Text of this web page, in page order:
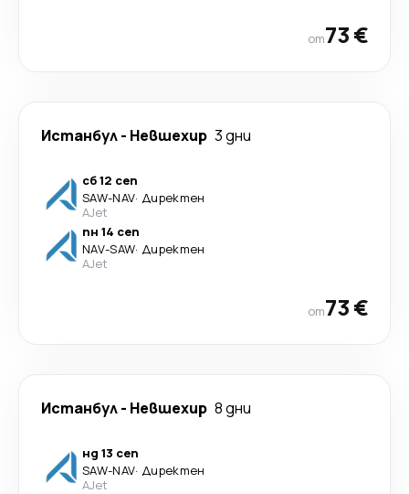
от73 €
Истанбул- Невшехир 3 дни
сб 12 сеп
SAW-NAV· Директен
AJet
пн 14 сеп
NAV-SAW· Директен
AJet
от73 €
Истанбул- Невшехир 8 дни
нд 13 сеп
SAW-NAV· Директен
AJet